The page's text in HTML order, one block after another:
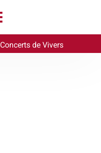
Concerts de Vivers